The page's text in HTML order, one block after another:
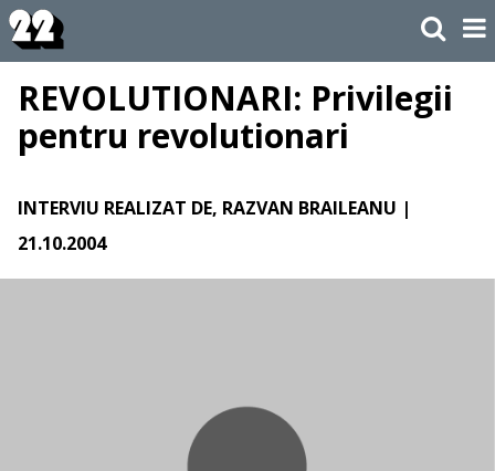
REVOLUTIONARI: Privilegii
pentru revolutionari
INTERVIU REALIZAT DE, RAZVAN BRAILEANU |
21.10.2004